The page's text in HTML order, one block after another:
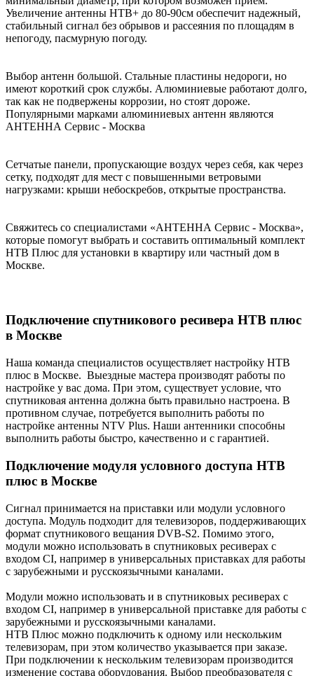
Увеличение антенны НТВ+ до 80-90см обеспечит надежный,
стабильный сигнал без обрывов и рассеяния по площадям в
непогоду, пасмурную погоду.
Выбор антенн большой. Стальные пластины недороги, но
имеют короткий срок службы. Алюминиевые работают долго,
так как не подвержены коррозии, но стоят дороже.
Популярными марками алюминиевых антенн являются
АНТЕННА Сервис - Москва
Сетчатые панели, пропускающие воздух через себя, как через
сетку, подходят для мест с повышенными ветровыми
нагрузками: крыши небоскребов, открытые пространства.
Свяжитесь со специалистами «АНТЕННА Сервис - Москва»,
которые помогут выбрать и составить оптимальный комплект
НТВ Плюс для установки в квартиру или частный дом в
Москве.
Подключение спутникового ресивера НТВ плюс
в Москве
Наша команда специалистов осуществляет настройку НТВ
плюс в Москве. Выездные мастера производят работы по
настройке у вас дома. При этом, существует условие, что
спутниковая антенна должна быть правильно настроена. В
противном случае, потребуется выполнить работы по
настройке антенны NTV Plus. Наши антенники способны
выполнить работы быстро, качественно и с гарантией.
Подключение модуля условного доступа НТВ
плюс в Москве
Сигнал принимается на приставки или модули условного
доступа. Модуль подходит для телевизоров, поддерживающих
формат спутникового вещания DVB-S2. Помимо этого,
модули можно использовать в спутниковых ресиверах с
входом CI, например в универсальных приставках для работы
с зарубежными и русскоязычными каналами.
Модули можно использовать и в спутниковых ресиверах с
входом CI, например в универсальной приставке для работы с
зарубежными и русскоязычными каналами.
НТВ Плюс можно подключить к одному или нескольким
телевизорам, при этом количество указывается при заказе.
При подключении к нескольким телевизорам производится
изменение состава оборудования. Выбор преобразователя с